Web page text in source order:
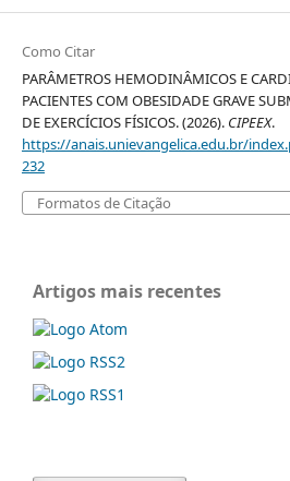
Como Citar
PARÂMETROS HEMODINÂMICOS E
PACIENTES COM OBESIDADE GRAVE
DE EXERCÍCIOS FÍSICOS. (2026). CIPEEX.
https://anais.unievangelica.edu.br/
232
Formatos de Citação
Artigos mais recentes